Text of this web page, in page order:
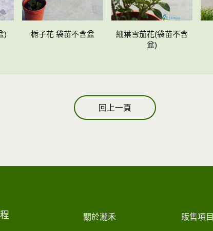
) 栀子花 袋苗不含盆
細葉雪茄花(袋苗不含
盆)
回上一頁
關於瀧禾 販售項目